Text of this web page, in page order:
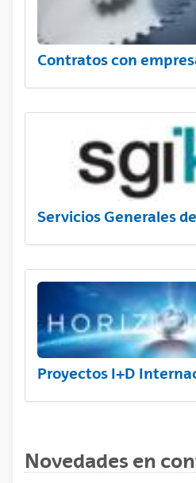
Contratos con
Servicios Generales
Proyectos I+D
Novedades en